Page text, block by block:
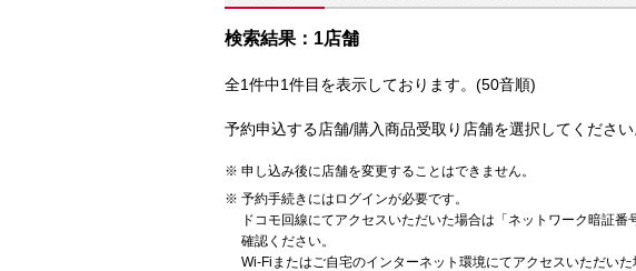
検索結果：1店舗
全1件中1件目を表示しております。(50音順)
予約申込する店舗/購入商品受取り店舗を選択してください
申し込み後に店舗を変更することはできません。
予約手続きにはログインが必要です。
ドコモ回線にてアクセスいただいた場合は「ネットワーク暗証
確認ください。
Wi-Fiまたはご自宅のインターネット環境にてアクセスいただい